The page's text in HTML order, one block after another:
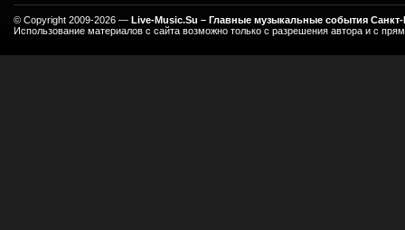
© Copyright 2009-2026 — Live-Music.Su – Главные музыкальные события Санкт-
Использование материалов с сайта возможно только с разрешения автора и с